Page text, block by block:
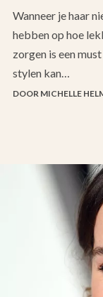
Wanneer je haar
hebben op hoe
zorgen is een
stylen kan…
DOOR MICHELLE